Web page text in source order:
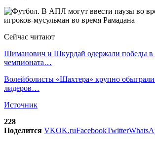
Сейчас читают
Шиманович и Шкурдай одержали победы в
чемпионата…
Волейболисты «Шахтера» крупно обыграли
лидеров…
Источник
228
Поделится VKOK.ruFacebookTwitter